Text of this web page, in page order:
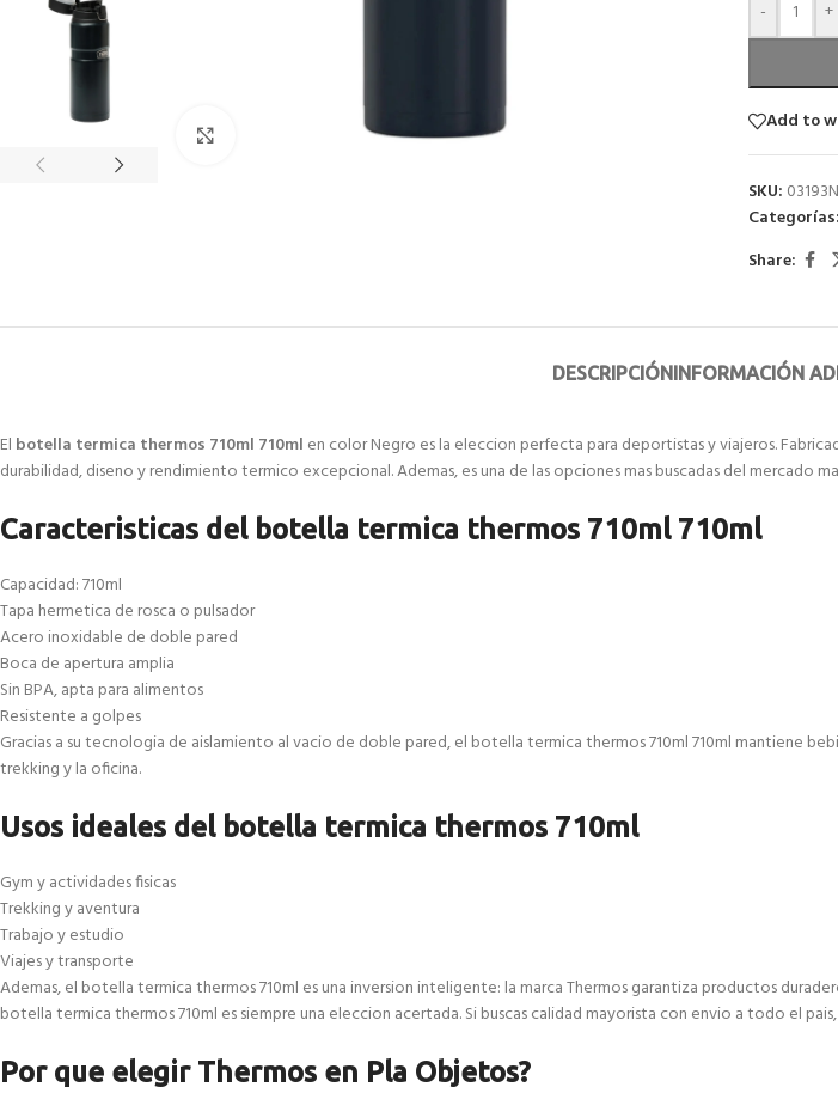
- +
Add to
SKU:
Categorías:
Share:
DESCRIPCIÓNINFORMACIÓN
El botella termica thermos 710ml 710ml en color Negro es la eleccion perfecta para deportistas y viajeros.
durabilidad, diseno y rendimiento termico excepcional. Ademas, es una de las opciones mas buscadas del mercado
Caracteristicas del botella termica thermos 710ml 710ml
Capacidad: 710ml
Tapa hermetica de rosca o pulsador
Acero inoxidable de doble pared
Boca de apertura amplia
Sin BPA, apta para alimentos
Resistente a golpes
Gracias a su tecnologia de aislamiento al vacio de doble pared, el botella termica thermos 710ml 710ml mantiene
trekking y la oficina.
Usos ideales del botella termica thermos 710ml
Gym y actividades fisicas
Trekking y aventura
Trabajo y estudio
Viajes y transporte
Ademas, el botella termica thermos 710ml es una inversion inteligente: la marca Thermos garantiza productos
botella termica thermos 710ml es siempre una eleccion acertada. Si buscas calidad mayorista con envio a todo el
Por que elegir Thermos en Pla Objetos?